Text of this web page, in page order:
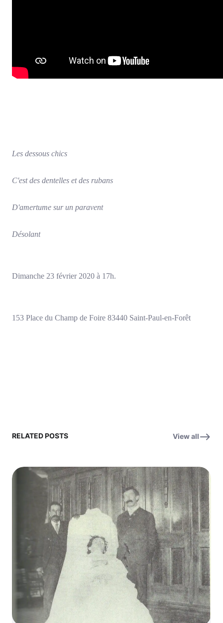
Les dessous chics
C'est des dentelles et des rubans
D'amertume sur un paravent
Désolant
Dimanche 23 février 2020 à 17h.
153 Place du Champ de Foire 83440 Saint-Paul-en-Forêt
RELATED POSTS View all